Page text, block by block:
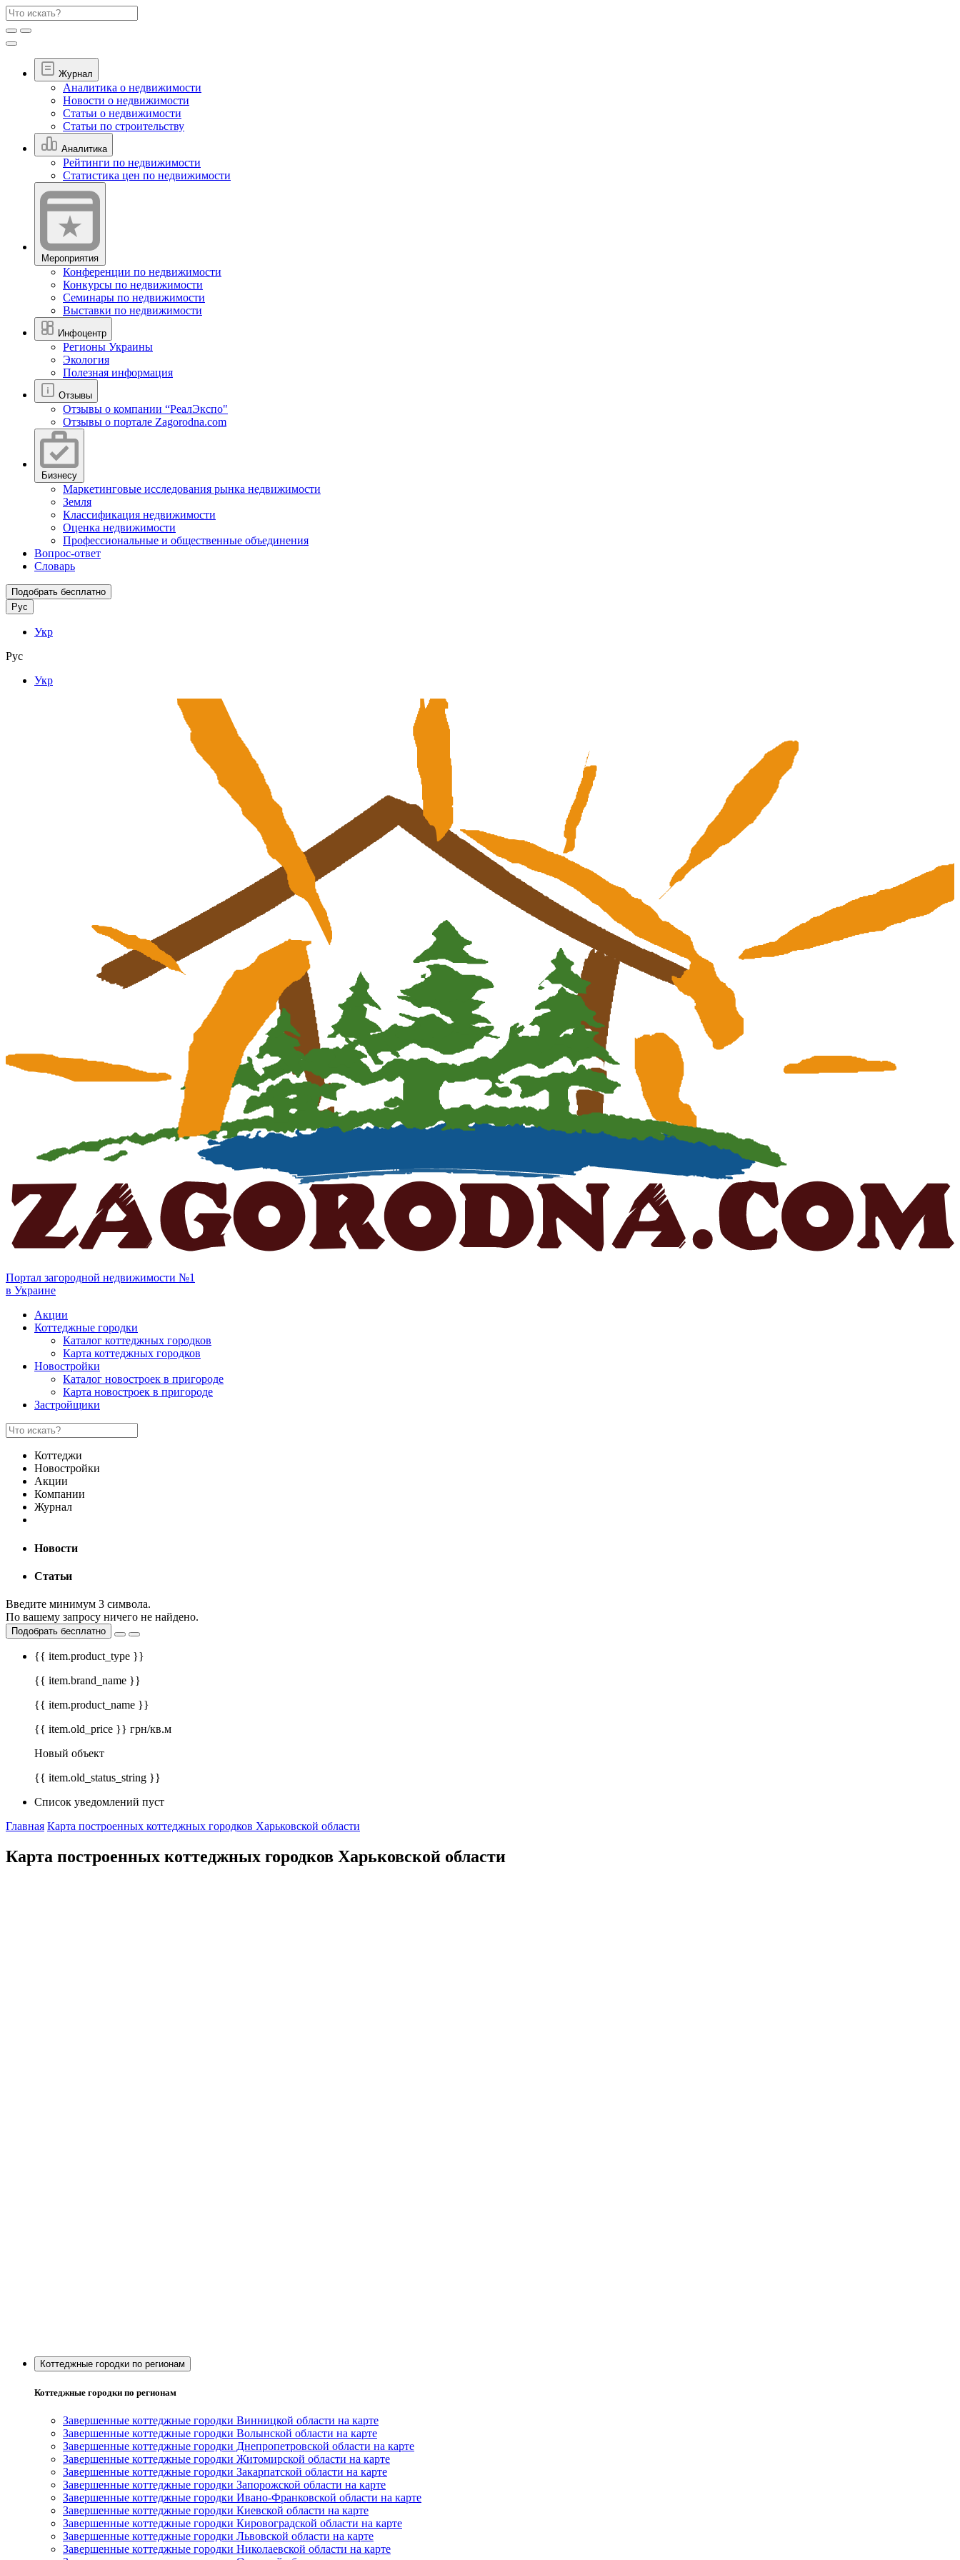
Журнал
Аналитика о недвижимости
Новости о недвижимости
Статьи о недвижимости
Статьи по строительству
Аналитика
Рейтинги по недвижимости
Статистика цен по недвижимости
Мероприятия
Конференции по недвижимости
Конкурсы по недвижимости
Семинары по недвижимости
Выставки по недвижимости
Инфоцентр
Регионы Украины
Экология
Полезная информация
Отзывы
Отзывы о компании “РеалЭкспо"
Отзывы о портале Zagorodna.com
Бизнесу
Маркетинговые исследования рынка недвижимости
Земля
Классификация недвижимости
Оценка недвижимости
Профессиональные и общественные объединения
Вопрос-ответ
Словарь
Подобрать бесплатно
Рус
Укр
Рус
Укр
Портал загородной недвижимости №1
в Украине
Акции
Коттеджные городки
Каталог коттеджных городков
Карта коттеджных городков
Новостройки
Каталог новостроек в пригороде
Карта новостроек в пригороде
Застройщики
Коттеджи
Новостройки
Акции
Компании
Журнал
Новости
Статьи
Введите минимум 3 символа.
По вашему запросу ничего не найдено.
Подобрать бесплатно
{{ item.product_type }}
{{ item.brand_name }}
{{ item.product_name }}
{{ item.old_price }} грн/кв.м
Новый объект
{{ item.old_status_string }}
Список уведомлений пуст
Главная Карта построенных коттеджных городков Харьковской области
Карта построенных коттеджных городков Харьковской области
Коттеджные городки по регионам
Коттеджные городки по регионам
Завершенные коттеджные городки Винницкой области на карте
Завершенные коттеджные городки Волынской области на карте
Завершенные коттеджные городки Днепропетровской области на карте
Завершенные коттеджные городки Житомирской области на карте
Завершенные коттеджные городки Закарпатской области на карте
Завершенные коттеджные городки Запорожской области на карте
Завершенные коттеджные городки Ивано-Франковской области на карте
Завершенные коттеджные городки Киевской области на карте
Завершенные коттеджные городки Кировоградской области на карте
Завершенные коттеджные городки Львовской области на карте
Завершенные коттеджные городки Николаевской области на карте